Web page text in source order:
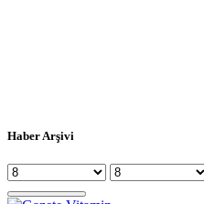
Haber Arşivi